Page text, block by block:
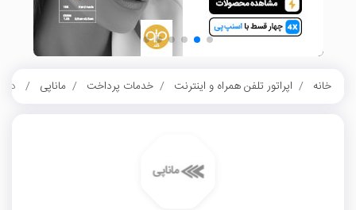
خانه اپراتور تلفن همراه و اینترنت خدمات پرداخت ماناپی دریافت